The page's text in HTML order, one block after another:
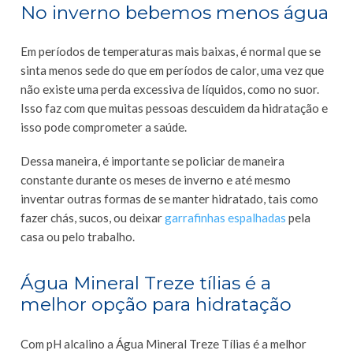
No inverno bebemos menos água
Em períodos de temperaturas mais baixas, é normal que se
sinta menos sede do que em períodos de calor, uma vez que
não existe uma perda excessiva de líquidos, como no suor.
Isso faz com que muitas pessoas descuidem da hidratação e
isso pode comprometer a saúde.
Dessa maneira, é importante se policiar de maneira
constante durante os meses de inverno e até mesmo
inventar outras formas de se manter hidratado, tais como
fazer chás, sucos, ou deixargarrafinhas espalhadas pela
casa ou pelo trabalho.
Água Mineral Treze tílias é a
melhor opção para hidratação
Com pH alcalino a Água Mineral Treze Tílias é a melhor